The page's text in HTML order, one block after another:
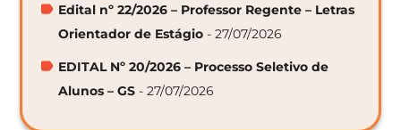
Edital nº 22/2026 – Professor Regente – Letras
Orientador de Estágio - 27/07/2026
EDITAL Nº 20/2026 – Processo Seletivo de
Alunos – GS - 27/07/2026